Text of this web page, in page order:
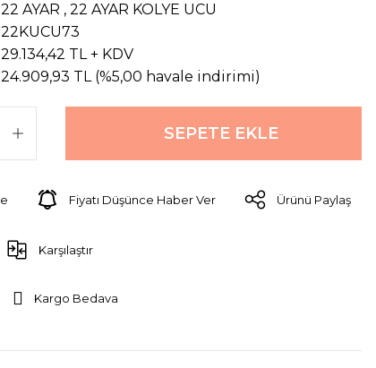
22 AYAR , 22 AYAR KOLYE UCU
22KUCU73
29.134,42 TL + KDV
24.909,93 TL (%5,00 havale indirimi)
SEPETE EKLE
Fiyatı Düşünce Haber Ver Ürünü Paylaş
Karşılaştır
Kargo Bedava